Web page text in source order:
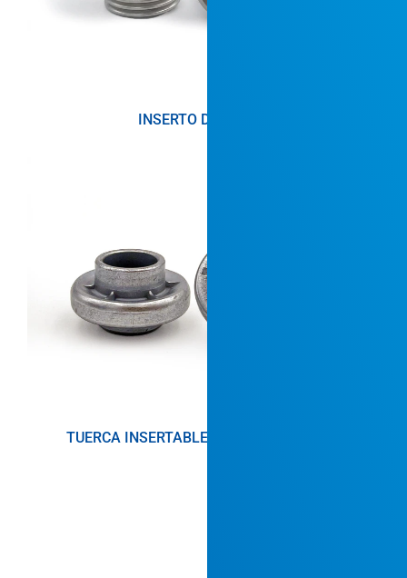
INSERTO DE ROSCA
TUERCA INSERTABLE DE CABEZA ANCHA